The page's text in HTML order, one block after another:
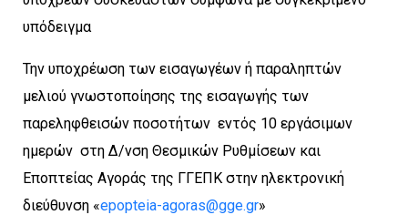
υπόδειγμα
Την υποχρέωση των εισαγωγέων ή παραληπτών
μελιού γνωστοποίησης της εισαγωγής των
παρεληφθεισών ποσοτήτων εντός 10 εργάσιμων
ημερών στη Δ/νση Θεσμικών Ρυθμίσεων και
Εποπτείας Αγοράς της ΓΓΕΠΚ στην ηλεκτρονική
διεύθυνση «epopteia-agoras@gge.gr»